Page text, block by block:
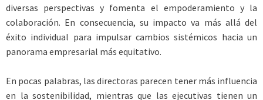
diversas perspectivas y fomenta el empoderamiento y la
colaboración. En consecuencia, su impacto va más allá del
éxito individual para impulsar cambios sistémicos hacia un
panorama empresarial más equitativo.
En pocas palabras, las directoras parecen tener más influencia
en la sostenibilidad, mientras que las ejecutivas tienen un